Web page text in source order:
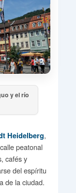
y el río
Heidelberg,
peatonal
cafés y
del espíritu
de la ciudad.